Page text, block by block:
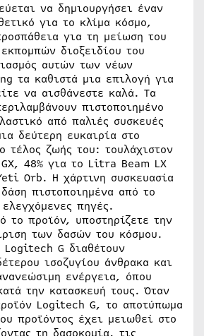
να δημιουργήσει έναν
για το κλίμα κόσμο,
για τη μείωση του
διοξειδίου του
αυτών των νέων
τα καθιστά μια επιλογή για
να αισθάνεστε καλά. Τα
πιστοποιημένο
από παλιές συσκευές
δεύτερη ευκαιρία στο
τέλος ζωής του: τουλάχιστον
48% για το Litra Beam LX
Orb. Η χάρτινη συσκευασία
πιστοποιημένα από το
πηγές.
το προϊόν, υποστηρίζετε την
των δασών του κόσμου.
G διαθέτουν
ισοζυγίου άνθρακα και
ενέργεια, όπου
την κατασκευή τους. Όταν
Logitech G, το αποτύπωμα
προϊόντος έχει μειωθεί στο